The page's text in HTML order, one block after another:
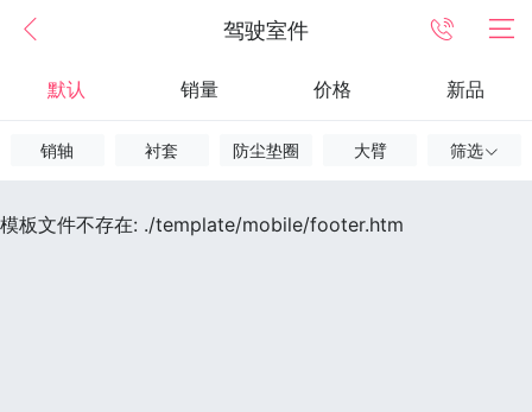
驾驶室件
默认 销量 价格 新品
销轴 衬套 防尘垫圈 大臂 筛选
模板文件不存在: ./template/mobile/footer.htm